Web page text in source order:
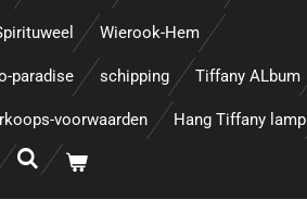
Wierook-Hem
paradise schipping Tiffany ALbum
voorwaarden Hang Tiffany lamp